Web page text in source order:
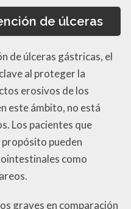
de úlceras
de úlceras gástricas, el
al proteger la
erosivos de los
este ámbito, no está
Los pacientes que
pueden
como
graves en comparación